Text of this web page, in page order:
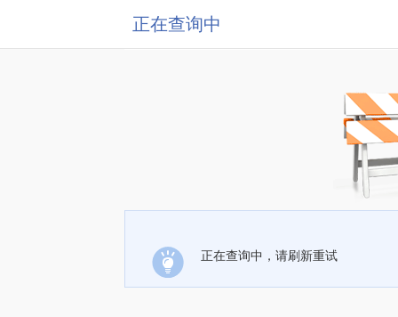
正在查询中
正在查询中，请刷新重试